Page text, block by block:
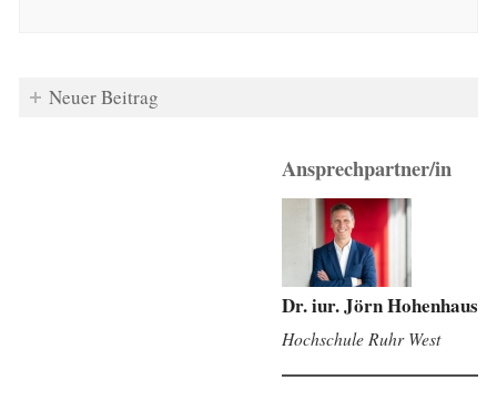
Neuer Beitrag
Ansprechpartner/in
Dr. iur. Jörn Hohenhaus
Hochschule Ruhr West